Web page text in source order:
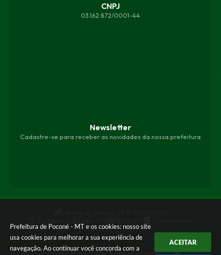
Prefeitura de Poconé - MT e os cookies: nosso site
usa cookies para melhorar a sua experiência de
navegação. Ao continuar você concorda com a
ACEITAR
CNPJ
03.162.872/0001-44
Newsletter
Cadastre-se para receber as novidades da nossa prefeitura
© Copyright Instar - 2006-2026. Todos os direitos